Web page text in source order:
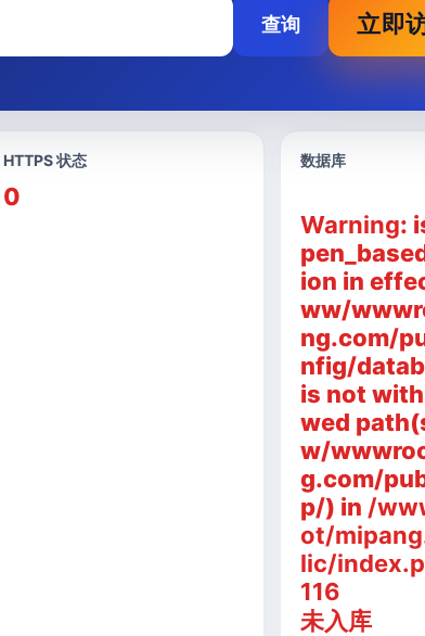
查询 立即
HTTPS 状态
0
数据库
Warning:
ion in
ww/
ng.com/
nfig/
is not
wed
w/
g.com/
p/) in /
ot/
lic/
116
未入库